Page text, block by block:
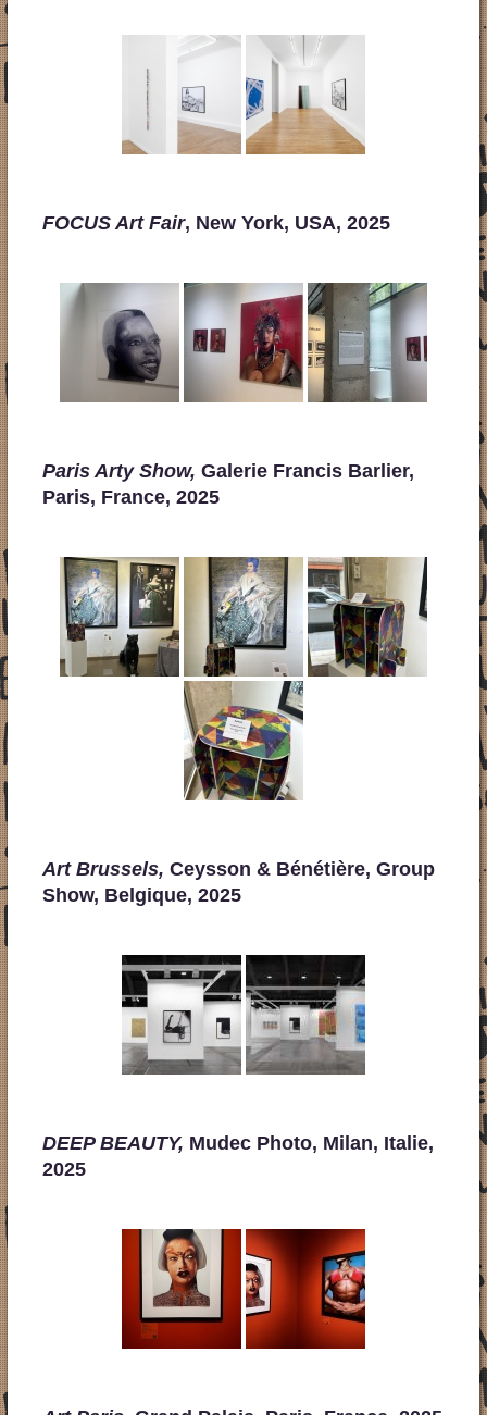
FOCUS Art Fair, New York, USA, 2025
Paris Arty Show, Galerie Francis Barlier,
Paris, France, 2025
Art Brussels, Ceysson & Bénétière, Group
Show, Belgique, 2025
DEEP BEAUTY, Mudec Photo, Milan, Italie,
2025